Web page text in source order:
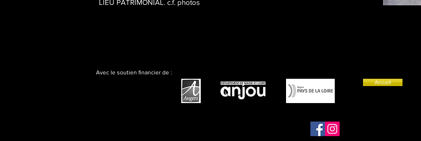
LIEU PATRIMONIAL. c.f. photos
Avec le soutien financier de :
Accueil